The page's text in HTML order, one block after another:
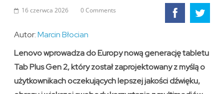
16 czerwca 2026 0 Comments
Autor:Marcin Błocian
Lenovo wprowadza do Europy nową generację tabletu
Tab Plus Gen 2, który został zaprojektowany z myślą o
użytkownikach oczekujących lepszej jakości dźwięku,